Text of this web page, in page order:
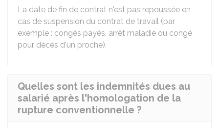
La date de fin de contrat n'est pas repoussée en
cas de suspension du contrat de travail (par
exemple : congés payés, arrêt maladie ou congé
pour décès d'un proche).
Quelles sont les indemnités dues au
salarié après l'homologation de la
rupture conventionnelle ?